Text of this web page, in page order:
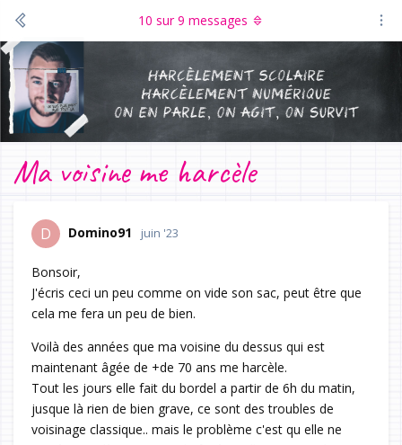
Ma voisine me harcèle
10 sur9 messages
D Domino91 juin '23
Bonsoir,
J'écris ceci un peu comme on vide son sac, peut être que
cela me fera un peu de bien.
Voilà des années que ma voisine du dessus qui est
maintenant âgée de +de 70 ans me harcèle.
Tout les jours elle fait du bordel a partir de 6h du matin,
jusque là rien de bien grave, ce sont des troubles de
voisinage classique.. mais le problème c'est qu elle ne